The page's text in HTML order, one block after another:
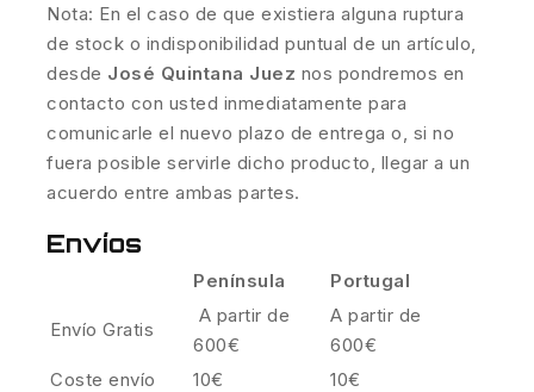
Nota: En el caso de que existiera alguna ruptura
de stock o indisponibilidad puntual de un artículo,
desde José Quintana Juez nos pondremos en
contacto con usted inmediatamente para
comunicarle el nuevo plazo de entrega o, si no
fuera posible servirle dicho producto, llegar a un
acuerdo entre ambas partes.
Envíos
Península Portugal
Envío Gratis
A partir de
600€
A partir de
600€
Coste envío
10€
10€